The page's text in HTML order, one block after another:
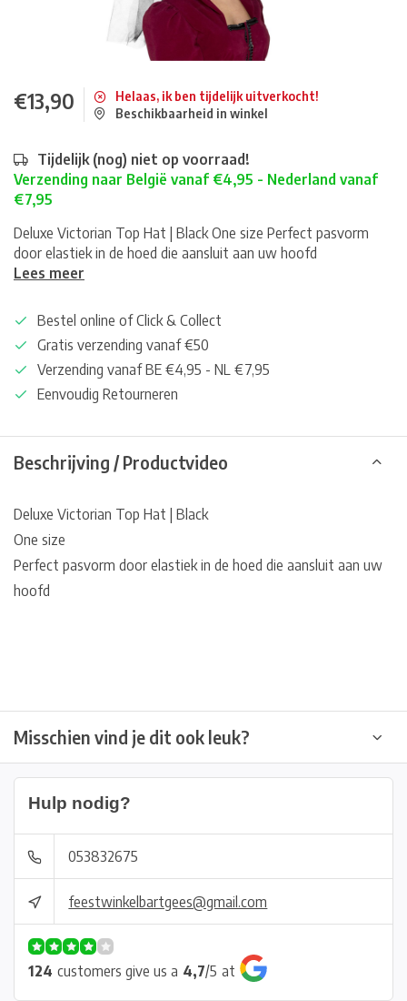
€13,90
Helaas, ik ben tijdelijk uitverkocht!
Beschikbaarheid in winkel
Tijdelijk (nog) niet op voorraad!
Verzending naar België vanaf €4,95 - Nederland vanaf
€7,95
Deluxe Victorian Top Hat | Black One size Perfect pasvorm
door elastiek in de hoed die aansluit aan uw hoofd
Lees meer
Bestel online of Click & Collect
Gratis verzending vanaf €50
Verzending vanaf BE €4,95 - NL €7,95
Eenvoudig Retourneren
Beschrijving / Productvideo
Deluxe Victorian Top Hat | Black
One size
Perfect pasvorm door elastiek in de hoed die aansluit aan uw
hoofd
Misschien vind je dit ook leuk?
Hulp nodig?
053832675
feestwinkelbartgees@gmail.com
124 customers give us a 4,7/5 at